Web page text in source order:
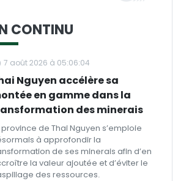
CONTINU
7 août 2026 à 05:06:04
Nguyen accélère sa
en gamme dans la
des minerais
province de Thai Nguyen s’emploie
à approfondir la
de ses minerais afin d’en
la valeur ajoutée et d’éviter le
des ressources.